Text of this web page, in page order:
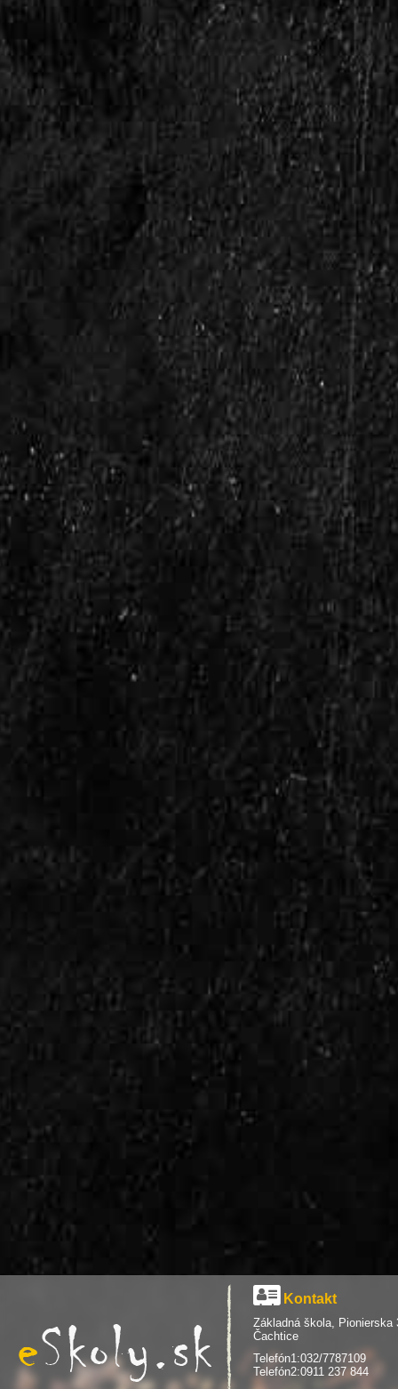
Kontakt
Základná škola, Pionierska
Čachtice
Telefón1:032/7787109
Telefón2:0911 237 844